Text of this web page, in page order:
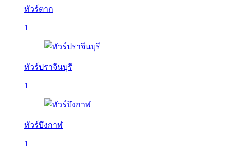
ทัวร์ตาก
1
ทัวร์ปราจีนบุรี
1
ทัวร์บึงกาฬ
1